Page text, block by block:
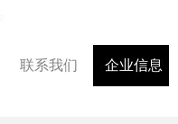
联系我们 企业信息